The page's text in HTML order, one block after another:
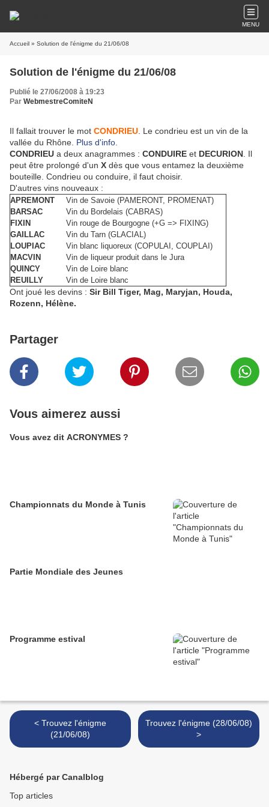
MENU
Accueil » Solution de l'énigme du 21/06/08
Solution de l'énigme du 21/06/08
Publié le 27/06/2008 à 19:23
Par WebmestreComiteN
Il fallait trouver le mot CONDRIEU . Le condrieu est un vin de la
vallée du Rhône. Plus d'info
CONDRIEU a deux anagrammes : CONDUIRE et DECURION . Il
peut être prolongé d'un X dès que vous entamez la deuxième
bouteille. Condrieu ou conduire, il faut choisir.
D'autres vins nouveaux :
APREMONT
Vin de Savoie (PAMERONT, PROMENAT)
BARSAC
Vin du Bordelais (CABRAS)
FIXIN
Vin rouge de Bourgogne (+G => FIXING)
GAILLAC
Vin du Tarn (GLACIAL)
LOUPIAC
Vin blanc liquoreux (COPULAI, COUPLAI)
MACVIN
Vin de liqueur produit dans le Jura
QUINCY
Vin de Loire blanc
REUILLY
Vin de Loire blanc
Ont joué les devins : Sir Bill Tiger, Mag, Maryjan, Houda,
Rozenn, Hélène.
Partager
Vous aimerez aussi
Vous avez dit ACRONYMES ?
Championnats du Monde à Tunis
Partie Mondiale des Jeunes
Programme estival
< Trouvez l'énigme
(21/06/08)
Trouvez l'énigme (28/06/08)
>
Hébergé par Canalblog
Top articles